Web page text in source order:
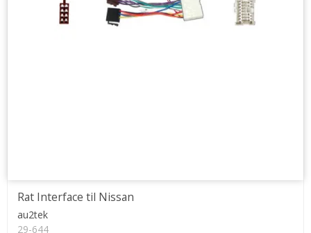
Rat Interface til Nissan
au2tek
29-644